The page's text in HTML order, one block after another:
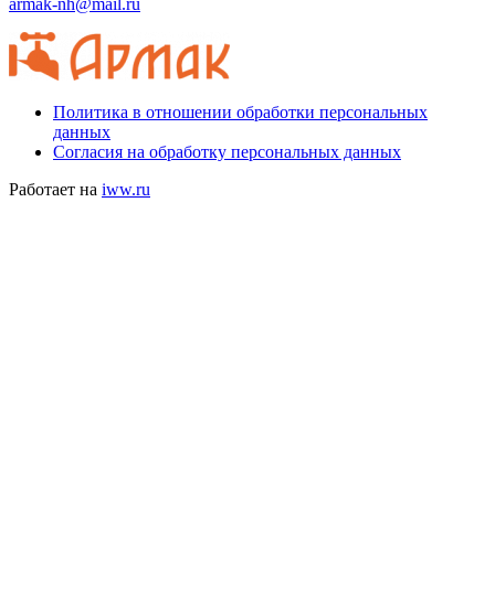
armak-nh@mail.ru
Политика в отношении обработки персональных
данных
Согласия на обработку персональных данных
Работает на iww.ru